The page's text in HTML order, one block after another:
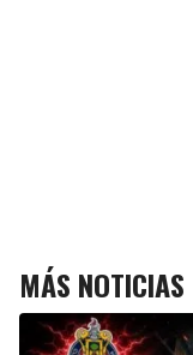
MÁS NOTICIAS